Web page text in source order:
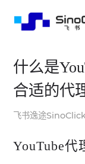
什么是
合适的代
飞书逸途
YouTube代